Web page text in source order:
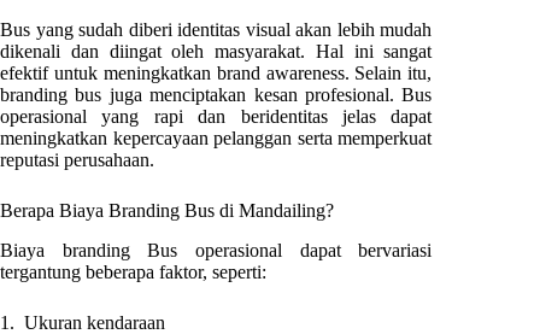
Bus yang sudah diberi identitas visual akan lebih mudah
dikenali dan diingat oleh masyarakat. Hal ini sangat
efektif untuk meningkatkan brand awareness. Selain itu,
branding bus juga menciptakan kesan profesional. Bus
operasional yang rapi dan beridentitas jelas dapat
meningkatkan kepercayaan pelanggan serta memperkuat
reputasi perusahaan.
Berapa Biaya Branding Bus di Mandailing?
Biaya branding Bus operasional dapat bervariasi
tergantung beberapa faktor, seperti:
1. Ukuran kendaraan